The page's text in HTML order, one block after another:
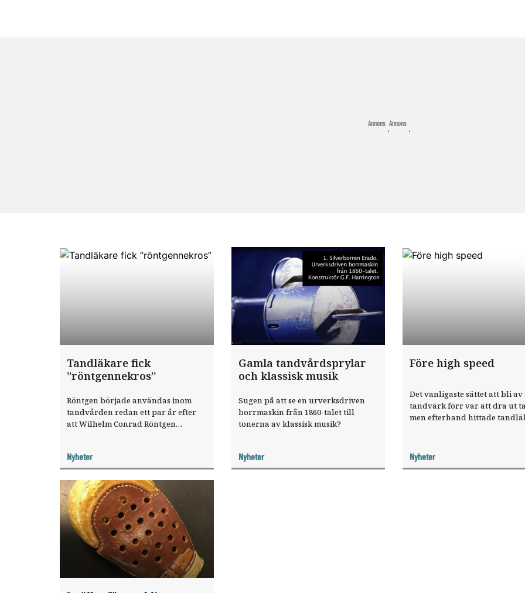
Tandläkare fick
”röntgennekros”
Röntgen började användas inom
tandvården redan ett par år efter
att Wilhelm Conrad Röntgen
sin första röntgenapparat 1911.
Nyheter
Gamla tandvårdsprylar
och klassisk musik
Sugen på att se en urverksdriven
borrmaskin från 1860-talet till
tonerna av klassisk musik?
Nyheter
Före high speed
Det vanligaste sättet att bli av
tandvärk förr var att dra ut
men efterhand hittade
Nyheter
Annons Annons